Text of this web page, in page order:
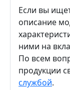
Если вы
описание
ними на
По всем
продукции
службой.